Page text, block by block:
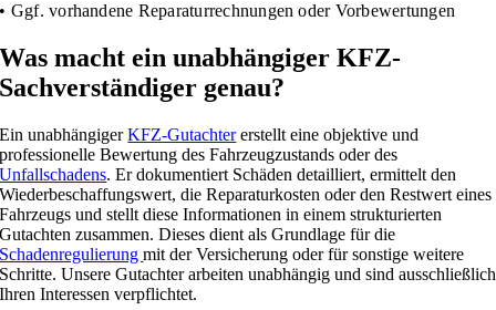
• Ggf. vorhandene Reparaturrechnungen oder Vorbewertungen
Was macht ein unabhängiger KFZ-
Sachverständiger genau?
Ein unabhängigerKFZ-Gutachtererstellt eine objektive und
professionelle Bewertung des Fahrzeugzustands oder des
Unfallschadens. Er dokumentiert Schäden detailliert, ermittelt den
Wiederbeschaffungswert, die Reparaturkosten oder den Restwert eines
Fahrzeugs und stellt diese Informationen in einem strukturierten
Gutachten zusammen. Dieses dient als Grundlage für die
Schadenregulierungmit der Versicherung oder für sonstige weitere
Schritte. Unsere Gutachter arbeiten unabhängig und sind ausschließlich
Ihren Interessen verpflichtet.